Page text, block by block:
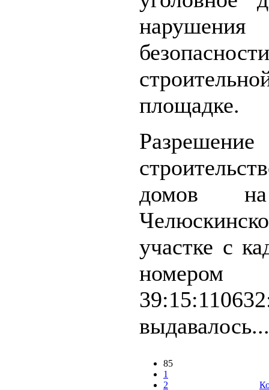
площадке.
домов
участке с
номером
выдавалось...
85
1
2